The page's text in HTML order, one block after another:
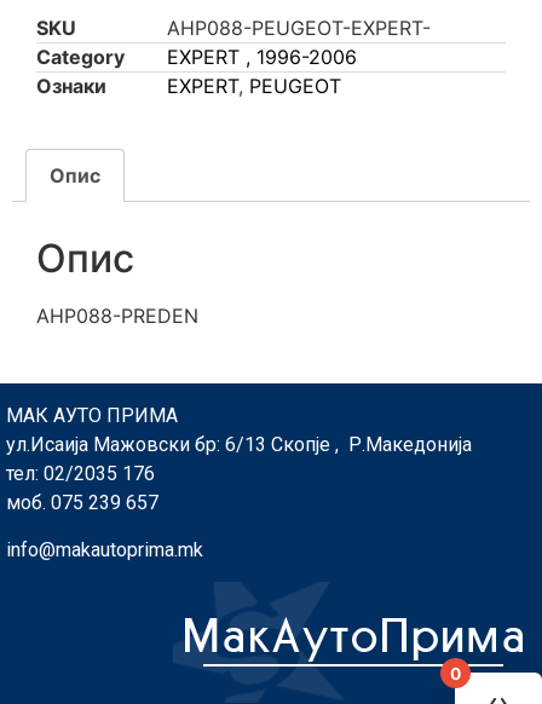
SKU
AHP088-PEUGEOT-EXPERT-
Category
EXPERT , 1996-2006
Ознаки
EXPERT, PEUGEOT
Опис
Опис
AHP088-PREDEN
МАК АУТО ПРИМА
ул.Исаија Мажовски бр: 6/13 Скопје , Р.Македонија
тел: 02/2035 176
моб. 075 239 657
info@makautoprima.mk
0